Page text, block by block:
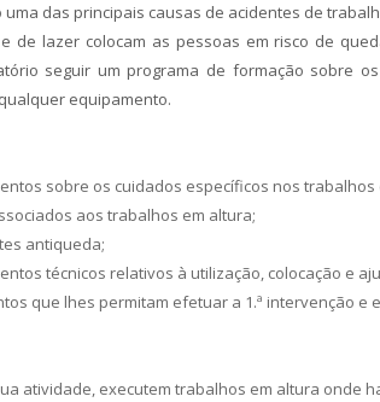
das principais causas de acidentes de
de lazer colocam as pessoas em risco de
seguir um programa de formação sobre
equipamento.
sobre os cuidados específicos nos
aos trabalhos em altura;
antiqueda;
técnicos relativos à utilização, colocação e
que lhes permitam efetuar a 1.ª intervenção e
atividade, executem trabalhos em altura onde
estão inoperacionais, esta é
a oportunidade ideal para os
substituir.
ver mais
Internacional ANSD 2026
Portimão vai ser a capital do
Salvamento por Cordas, do
Desencarceramento e do
Trauma. É já de 21 a 24 de